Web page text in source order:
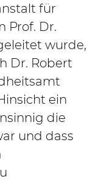
für
Prof. Dr.
wurde,
Dr. Robert
ein
die
und dass